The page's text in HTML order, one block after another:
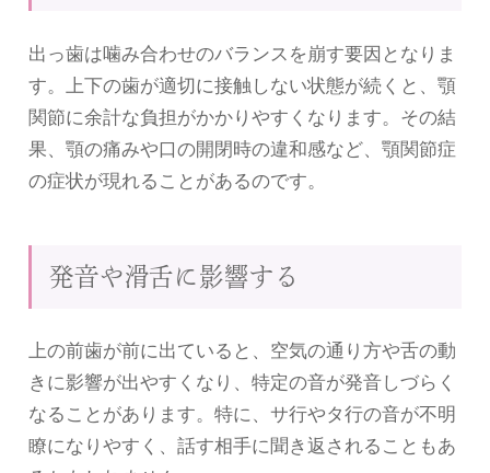
出っ歯は噛み合わせのバランスを崩す要因となりま
す。上下の歯が適切に接触しない状態が続くと、顎
関節に余計な負担がかかりやすくなります。その結
果、顎の痛みや口の開閉時の違和感など、顎関節症
の症状が現れることがあるのです。
発音や滑舌に影響する
上の前歯が前に出ていると、空気の通り方や舌の動
きに影響が出やすくなり、特定の音が発音しづらく
なることがあります。特に、サ行やタ行の音が不明
瞭になりやすく、話す相手に聞き返されることもあ